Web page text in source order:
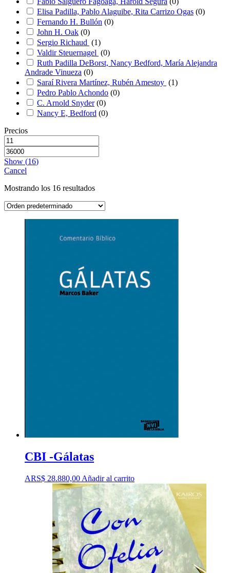
Elisa Padilla, Pablo Alaguibe, Rita Carrizo Ogas (0)
Fernando H. Bullón (0)
John H. Oak (0)
Sergio Richaud (1)
Valdir Steuernagel (0)
Ruth Padilla DeBorst, Nancy Bedford, María Alejandra
Andrade Vinueza (0)
Saraí Rivera Martínez, Rubén Amestoy (1)
Pedro Pablo Achondo (0)
C. Arnold Snyder (0)
Nancy E, Bedford (0)
Precios
Show (16)
Cancel
Mostrando los 16 resultados
CBI -Gálatas
ARS$ 28.880,00 Añadir al carrito